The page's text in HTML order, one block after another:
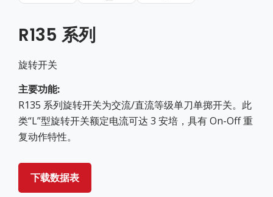
R135 系列
旋转开关
主要功能:
R135 系列旋转开关为交流/直流等级单刀单掷开关。此
类“L”型旋转开关额定电流可达 3 安培，具有 On-Off 重
复动作特性。
下载数据表